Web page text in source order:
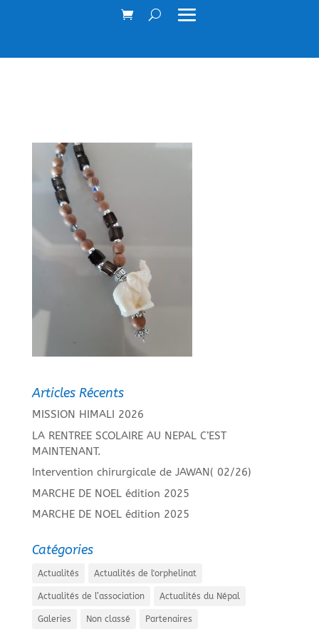
Articles Récents
MISSION HIMALI 2026
LA RENTREE SCOLAIRE AU NEPAL C’EST
MAINTENANT.
Intervention chirurgicale de JAWAN( 02/26)
MARCHE DE NOEL édition 2025
MARCHE DE NOEL édition 2025
Catégories
Actualités Actualités de l'orphelinat
Actualités de l’association Actualités du Népal
Galeries Non classé Partenaires